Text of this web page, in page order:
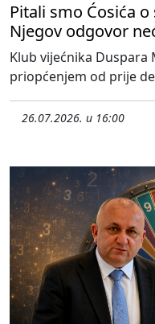
Pitali smo Ćosića
Njegov odgovor
Klub vijećnika Duspara
priopćenjem od prije
26.07.2026. u 16:00